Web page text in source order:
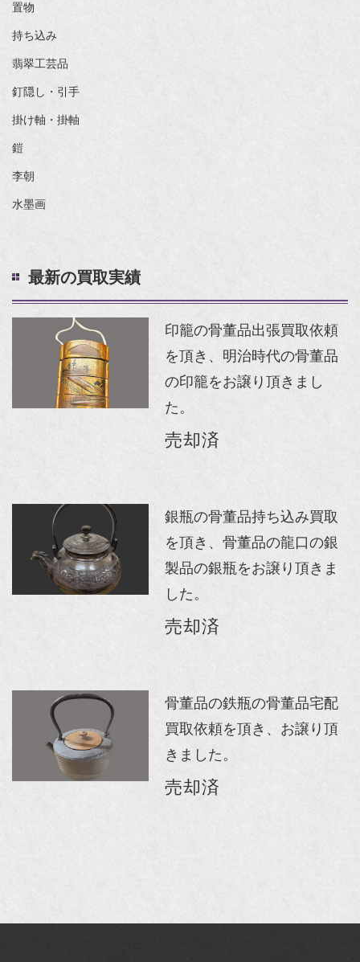
置物
持ち込み
翡翠工芸品
釘隠し・引手
掛け軸・掛軸
鎧
李朝
水墨画
最新の買取実績
印籠の骨董品出張買取依頼
を頂き、明治時代の骨董品
の印籠をお譲り頂きまし
た。
売却済
銀瓶の骨董品持ち込み買取
を頂き、骨董品の龍口の銀
製品の銀瓶をお譲り頂きま
した。
売却済
骨董品の鉄瓶の骨董品宅配
買取依頼を頂き、お譲り頂
きました。
売却済